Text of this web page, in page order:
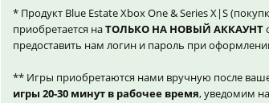
* Продукт Blue Estate Xbox One & Series X|S
приобретается наТОЛЬКО НА НОВЫЙ АККАУНТ
предоставить нам логин и пароль при
** Игры приобретаются нами вручную после
игры 20-30 минут в рабочее время, уведомим